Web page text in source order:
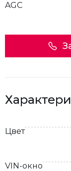
AGC
Цвет
VIN-окно